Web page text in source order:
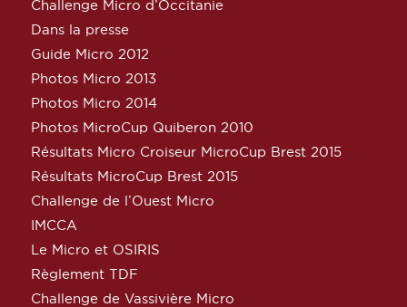
Challenge Micro d’Occitanie
Dans la presse
Guide Micro 2012
Photos Micro 2013
Photos Micro 2014
Photos MicroCup Quiberon 2010
Résultats Micro Croiseur MicroCup Brest 2015
Résultats MicroCup Brest 2015
Challenge de l’Ouest Micro
IMCCA
Le Micro et OSIRIS
Règlement TDF
Challenge de Vassivière Micro